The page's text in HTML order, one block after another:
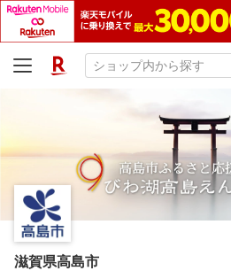
滋賀県高島市